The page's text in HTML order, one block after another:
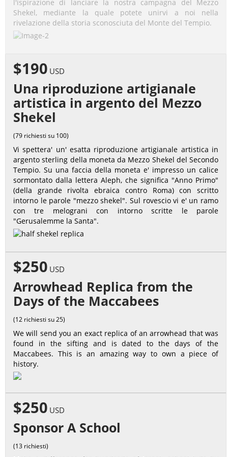
l'ispirazione di lanciare la nostra campagna del Mezzo
Shekel, mediante la quale potete unirvi a noi nella
rivelazione della storia sconosciuta del Monte del Tempio.
$190 USD
Una riproduzione artigianale
artistica in argento del Mezzo
Shekel
(79 richiesti su 100)
Vi spettera' un' esatta riproduzione artigianale artistica in
argento sterling della moneta da Mezzo Shekel del Secondo
Tempio. Su una faccia della moneta e' impresso un calice
sormontato dalla lettera Aleph, che significa "Anno Primo"
(della grande rivolta ebraica contro Roma) con scritto
intorno le parole "mezzo shekel". Sul rovescio vi e' un ramo
con tre melograni con intorno scritte le parole
"Gerusalemme la Santa".
$250 USD
Arrowhead Replica from the
Days of the Maccabees
(12 richiesti su 25)
We will send you an exact replica of an arrowhead that was
found in the sifting and is dated to the days of the
Maccabees. This is an amazing way to own a piece of
history.
$250 USD
Sponsor A School
(13 richiesti)